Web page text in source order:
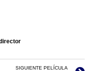
SIGUIENTE PELÍCULA